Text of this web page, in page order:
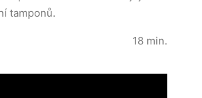
tamponů.
18 min.